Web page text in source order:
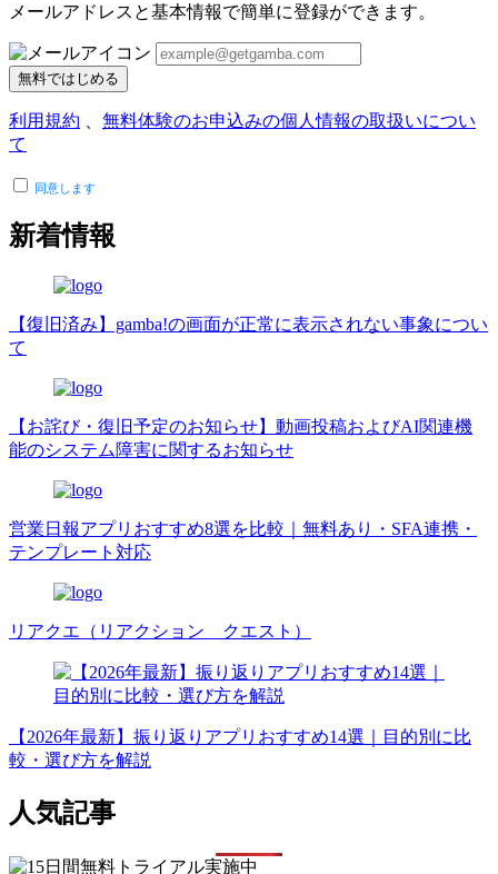
メールアドレスと基本情報で簡単に登録ができます。
無料ではじめる
利用規約
無料体験のお申込みの個人情報の取扱いについ
て
同意します
新着情報
【復旧済み】gamba!の画面が正常に表示されない事象につい
て
【お詫び・復旧予定のお知らせ】動画投稿およびAI関連機
能のシステム障害に関するお知らせ
営業日報アプリおすすめ8選を比較｜無料あり・SFA連携・
テンプレート対応
リアクエ（リアクション クエスト）
【2026年最新】振り返りアプリおすすめ14選｜目的別に比
較・選び方を解説
人気記事